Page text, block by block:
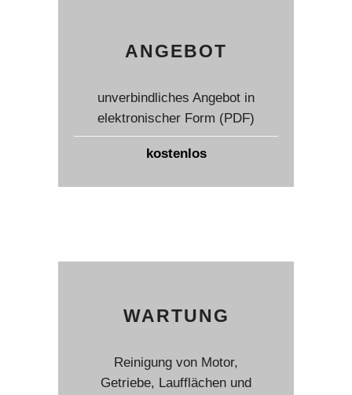
ANGEBOT
unverbindliches Angebot in
elektronischer Form (PDF)
kostenlos
WARTUNG
Reinigung von Motor,
Getriebe, Laufflächen und